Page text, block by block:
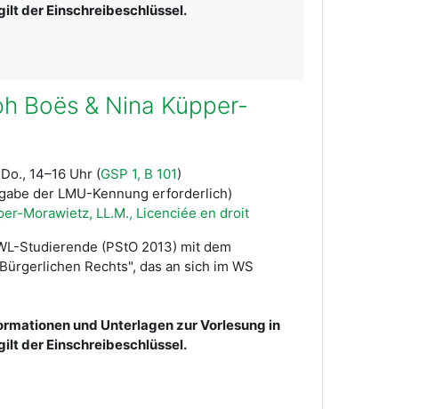
der Einschreibeschlüssel.
Boës & Nina Küpper-
14–16 Uhr (GSP 1, B 101)
der LMU-Kennung erforderlich)
Morawietz, LL.M., Licenciée en droit
Studierende (PStO 2013) mit dem
Rechts", das an sich im WS
und Unterlagen zur Vorlesung in
der Einschreibeschlüssel.